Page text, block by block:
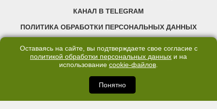
КАНАЛ В TELEGRAM
ПОЛИТИКА ОБРАБОТКИ ПЕРСОНАЛЬНЫХ ДАННЫХ
©2007—2025 66.RU. Воспроизведение, сообщение, доведение до всеобщего
правообладателя запрещено. Сетевое издание «Современный портал
Екатеринбурга — «66.ru» (18+) зарегистрировано Федеральной службой по
надзору в сфере связи, информационных технологий и массовых коммуникаций
(Роскомнадзор). Регистрационный номер ЭЛ № ФС 77 - 76634 от 02.09.2019
Оставаясь на сайте, вы подтверждаете свое согласие с
политикой обработки персональных данных и на
использование cookie-файлов.
Понятно